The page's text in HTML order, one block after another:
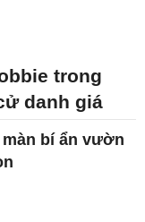
trong
danh giá
bí ẩn vườn